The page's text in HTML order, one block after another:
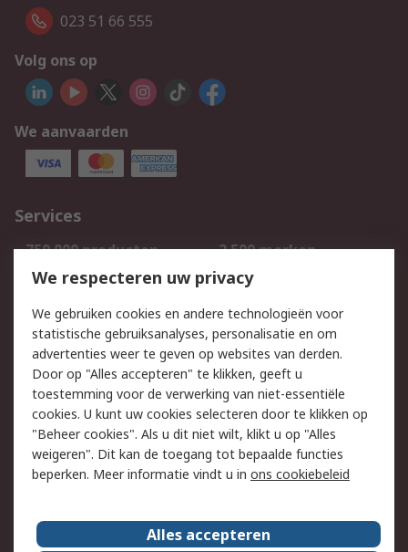
023 51 66 555
Volg ons op
We aanvaarden
Services
750.000 producten
2.500 merken
Bestellen
Inkoopoplossingen
Track & Trace
Wettelijk
Cookiebeleid
Email veiligheid
Privacybeleid
Websitevoorwaarden
Algemene
verkoopvoorwaarden
Over RS
We respecteren uw privacy
We gebruiken cookies en andere technologieën voor
statistische gebruiksanalyses, personalisatie en om
advertenties weer te geven op websites van derden.
Door op "Alles accepteren" te klikken, geeft u
toestemming voor de verwerking van niet-essentiële
cookies. U kunt uw cookies selecteren door te klikken op
"Beheer cookies". Als u dit niet wilt, klikt u op "Alles
weigeren". Dit kan de toegang tot bepaalde functies
beperken. Meer informatie vindt u in ons cookiebeleid
Alles accepteren